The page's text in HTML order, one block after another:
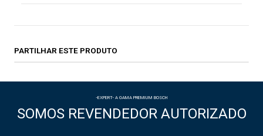
PARTILHAR ESTE PRODUTO
-EXPERT- A GAMA PREMIUM BOSCH
SOMOS REVENDEDOR AUTORIZADO